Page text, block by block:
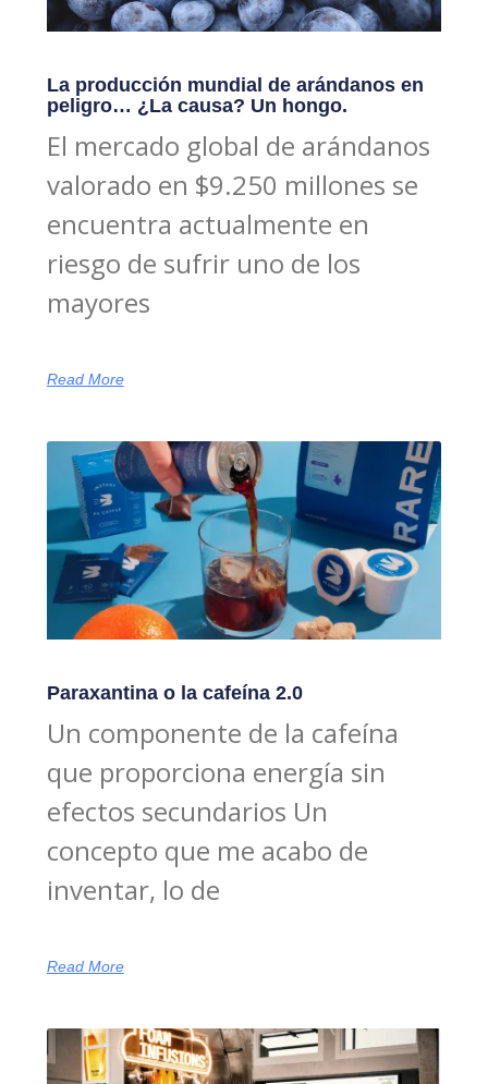
La producción mundial de arándanos en
peligro… ¿La causa? Un hongo.
El mercado global de arándanos
valorado en $9.250 millones se
encuentra actualmente en
riesgo de sufrir uno de los
mayores
Read More
Paraxantina o la cafeína 2.0
Un componente de la cafeína
que proporciona energía sin
efectos secundarios Un
concepto que me acabo de
inventar, lo de
Read More